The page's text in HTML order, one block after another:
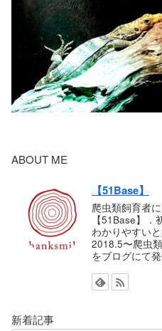
ABOUT ME
【51Base】
爬虫類飼育者
【51Base】
わかりやすいと
2018.5〜爬虫
をブログにて
新着記事